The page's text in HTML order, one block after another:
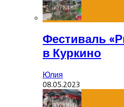
Фестиваль
в Куркино
Юлия
08.05.2023